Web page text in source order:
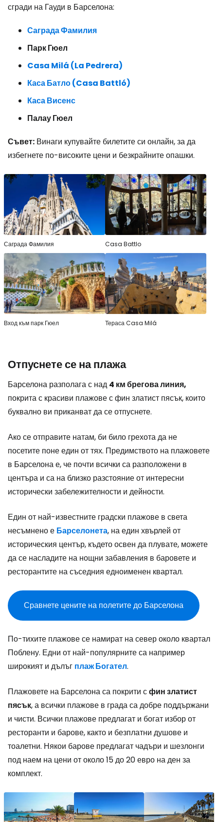
сгради на Гауди в Барселона:
Саграда Фамилия
Парк Гюел
Casa Milá (La Pedrera)
Каса Батло (Casa Battló)
Каса Висенс
Палау Гюел
Съвет: Винаги купувайте билетите си онлайн, за да
избегнете по-високите цени и безкрайните опашки.
Саграда Фамилия Casa Battlo
Вход към парк Гюел Тераса Casa Milá
Отпуснете се на плажа
Барселона разполага с над 4 км брегова линия,
покрита с красиви плажове с фин златист пясък, които
буквално ви приканват да се отпуснете.
Ако се отправите натам, би било грехота да не
посетите поне един от тях. Предимството на плажовете
в Барселона е, че почти всички са разположени в
центъра и са на близко разстояние от интересни
исторически забележителности и дейности.
Един от най-известните градски плажове в света
несъмнено е Барселонета, на един хвърлей от
историческия център, където освен да плувате, можете
да се насладите на нощни забавления в баровете и
ресторантите на съседния едноименен квартал.
Сравнете цените на полетите до Барселона
По-тихите плажове се намират на север около квартал
Поблену. Едни от най-популярните са например
широкият и дълъг плаж Богател.
Плажовете на Барселона са покрити сфин златист
пясък, а всички плажове в града са добре поддържани
и чисти. Всички плажове предлагат и богат избор от
ресторанти и барове, както и безплатни душове и
тоалетни. Някои барове предлагат чадъри и шезлонги
под наем на цени от около 15 до 20 евро на ден за
комплект.